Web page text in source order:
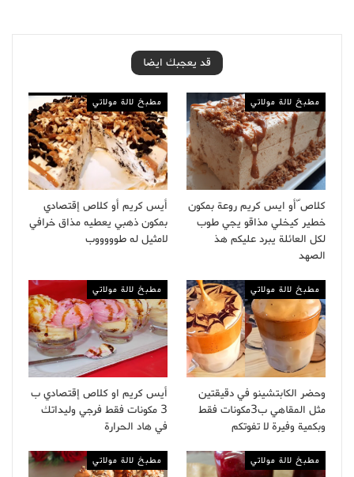
قد يعجبك ايضا
مطبخ لالة مولاتي
كلاص ّأو ايس كريم روعة بمكون
خطير كيخلي مذاقو يجي طوب
لكل العائلة يبرد عليكم هذ
الصهد
مطبخ لالة مولاتي
أيس كريم أو كلاص إقتصادي
بمكون ذهبي يعطيه مذاق خرافي
لامثيل له طوووووب
مطبخ لالة مولاتي
وحضر الكابتشينو في دقيقتين
مثل المقاهي ب3مكونات فقط
وبكمية وفيرة لا تفوتكم
مطبخ لالة مولاتي
أيس كريم او كلاص إقتصادي ب
3 مكونات فقط فرجي وليداتك
في هاد الحرارة
مطبخ لالة مولاتي مطبخ لالة مولاتي